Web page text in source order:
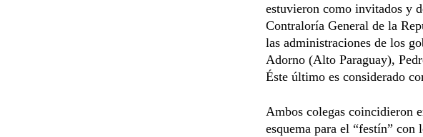
estuvieron como invitados y
Contraloría General de la
las administraciones de los
Adorno (Alto Paraguay),
Éste último es considerado
Ambos colegas coincidieron
esquema para el “festín”